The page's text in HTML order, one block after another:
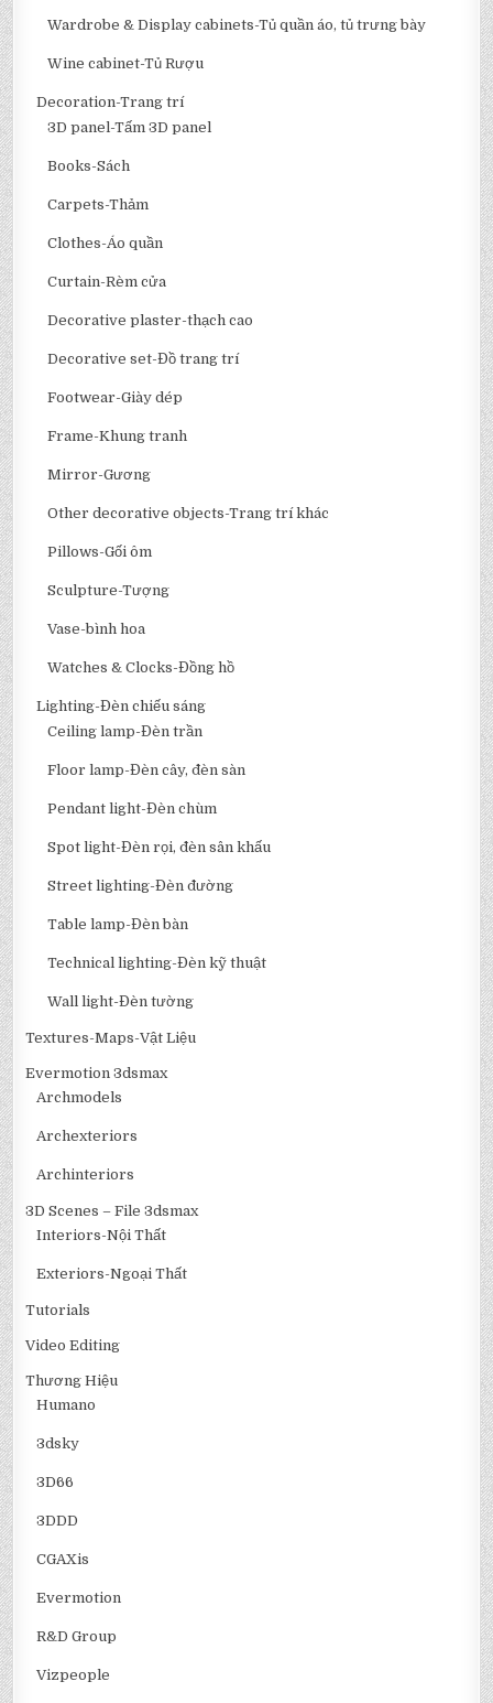
Wardrobe & Display cabinets-Tủ quần áo, tủ trưng bày
Wine cabinet-Tủ Rượu
Decoration-Trang trí
3D panel-Tấm 3D panel
Books-Sách
Carpets-Thảm
Clothes-Áo quần
Curtain-Rèm cửa
Decorative plaster-thạch cao
Decorative set-Đồ trang trí
Footwear-Giày dép
Frame-Khung tranh
Mirror-Gương
Other decorative objects-Trang trí khác
Pillows-Gối ôm
Sculpture-Tượng
Vase-bình hoa
Watches & Clocks-Đồng hồ
Lighting-Đèn chiếu sáng
Ceiling lamp-Đèn trần
Floor lamp-Đèn cây, đèn sàn
Pendant light-Đèn chùm
Spot light-Đèn rọi, đèn sân khấu
Street lighting-Đèn đường
Table lamp-Đèn bàn
Technical lighting-Đèn kỹ thuật
Wall light-Đèn tường
Textures-Maps-Vật Liệu
Evermotion 3dsmax
Archmodels
Archexteriors
Archinteriors
3D Scenes – File 3dsmax
Interiors-Nội Thất
Exteriors-Ngoại Thất
Tutorials
Video Editing
Thương Hiệu
Humano
3dsky
3D66
3DDD
CGAXis
Evermotion
R&D Group
Vizpeople